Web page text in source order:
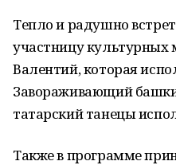
Тепло и радушно
участницу культурных
Валентий, которая
Завораживающий
татарский танецы
Также в программе